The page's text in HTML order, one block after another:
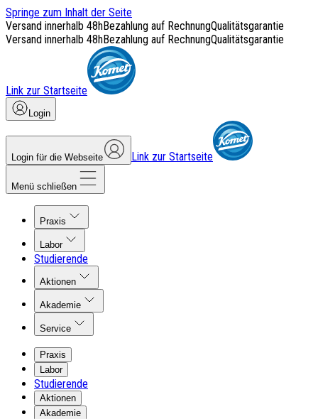
Springe zum Inhalt der Seite
Versand innerhalb 48hBezahlung auf RechnungQualitätsgarantie
Versand innerhalb 48hBezahlung auf RechnungQualitätsgarantie
Link zur Startseite
Login
Login für die Webseite Link zur Startseite
Menü schließen
Praxis
Labor
Studierende
Aktionen
Akademie
Service
Praxis
Labor
Studierende
Aktionen
Akademie